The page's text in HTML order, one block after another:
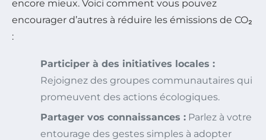
encore mieux. Voici comment vous pouvez
encourager d’autres à réduire les émissions de CO₂
:
Participer à des initiatives locales :
Rejoignez des groupes communautaires qui
promeuvent des actions écologiques.
Partager vos connaissances : Parlez à votre
entourage des gestes simples à adopter